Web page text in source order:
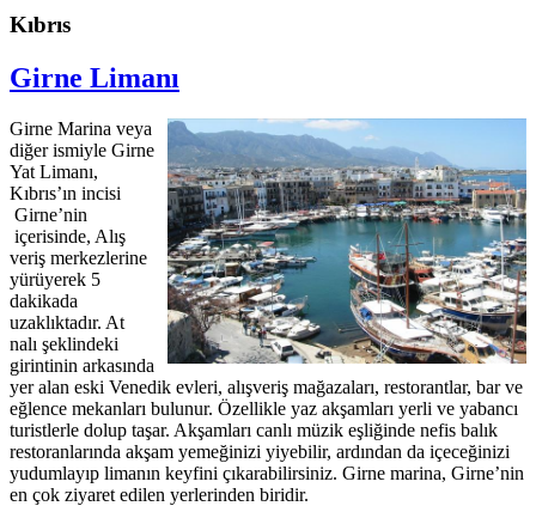
Kıbrıs
Girne Limanı
Girne Marina veya
diğer ismiyle Girne
Yat Limanı,
Kıbrıs’ın incisi
Girne’nin
içerisinde, Alış
veriş merkezlerine
yürüyerek 5
dakikada
uzaklıktadır. At
nalı şeklindeki
girintinin arkasında
yer alan eski Venedik evleri, alışveriş mağazaları, restorantlar, bar ve
eğlence mekanları bulunur. Özellikle yaz akşamları yerli ve yabancı
turistlerle dolup taşar. Akşamları canlı müzik eşliğinde nefis balık
restoranlarında akşam yemeğinizi yiyebilir, ardından da içeceğinizi
yudumlayıp limanın keyfini çıkarabilirsiniz. Girne marina, Girne’nin
en çok ziyaret edilen yerlerinden biridir.